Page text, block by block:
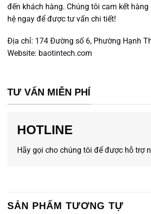
đến khách hàng. Chúng tôi cam kết
hệ ngay để được tư vấn chi tiết!
Địa chỉ: 174 Đường số 6, Phường Hạnh
Website: baotintech.com
TƯ VẤN MIỄN PHÍ
HOTLINE
Hãy gọi cho chúng tôi để được hỗ trợ
SẢN PHẨM TƯƠNG TỰ